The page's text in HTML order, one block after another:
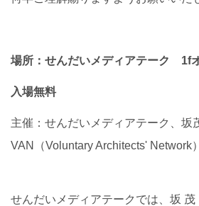
場所：せんだいメディアテーク 1f
入場無料
主催：せんだいメディアテーク、坂
VAN（Voluntary Architects' Network
せんだいメディアテークでは、坂